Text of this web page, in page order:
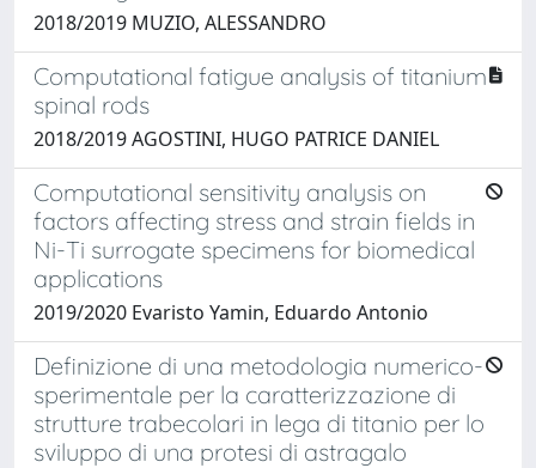
2018/2019 MUZIO, ALESSANDRO
Computational fatigue analysis of titanium
spinal rods
2018/2019 AGOSTINI, HUGO PATRICE DANIEL
Computational sensitivity analysis on
factors affecting stress and strain fields in
Ni-Ti surrogate specimens for biomedical
applications
2019/2020 Evaristo Yamin, Eduardo Antonio
Definizione di una metodologia numerico-
sperimentale per la caratterizzazione di
strutture trabecolari in lega di titanio per lo
sviluppo di una protesi di astragalo